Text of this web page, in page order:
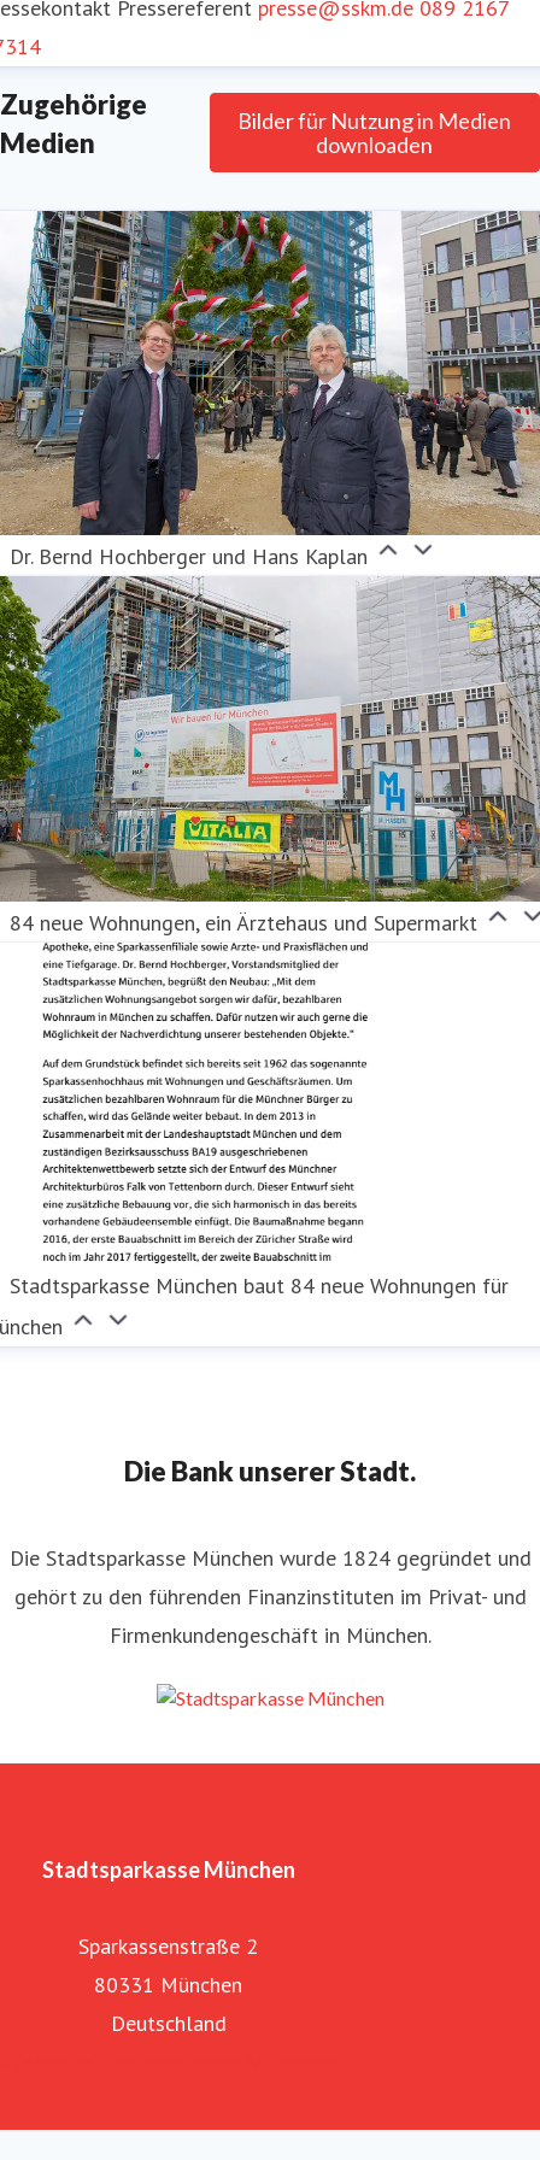
Pressereferent presse@sskm.de 089 2167
Zugehörige
Medien
Bilder für Nutzung in Medien
downloaden
Dr. Bernd Hochberger und Hans Kaplan
84 neue Wohnungen, ein Ärztehaus und Supermarkt
Stadtsparkasse München baut 84 neue Wohnungen für
Die Bank unserer Stadt.
Die Stadtsparkasse München wurde 1824 gegründet und
gehört zu den führenden Finanzinstituten im Privat- und
Firmenkundengeschäft in München.
Stadtsparkasse München
Sparkassenstraße 2
80331 München
Deutschland